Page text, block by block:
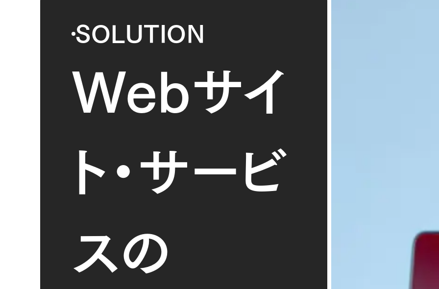
SOLUTION
Webサイ
ト・サービ
スの